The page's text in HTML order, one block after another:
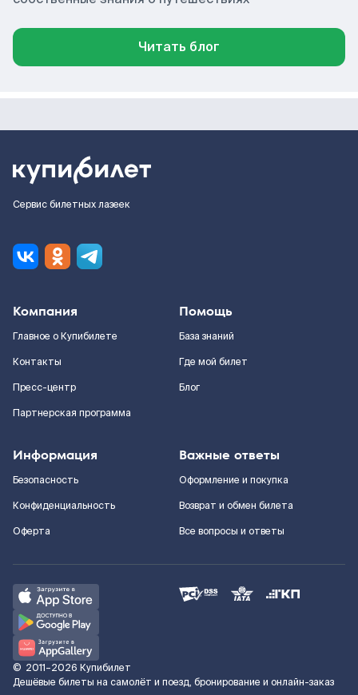
Читать блог
Сервис билетных лазеек
Компания
Главное о Купибилете
Контакты
Пресс-центр
Партнерская программа
Помощь
База знаний
Где мой билет
Блог
Информация
Безопасность
Конфиденциальность
Оферта
Важные ответы
Оформление и покупка
Возврат и обмен билета
Все вопросы и ответы
© 2011–2026 Купибилет
Дешёвые билеты на самолёт и поезд, бронирование и онлайн-заказ